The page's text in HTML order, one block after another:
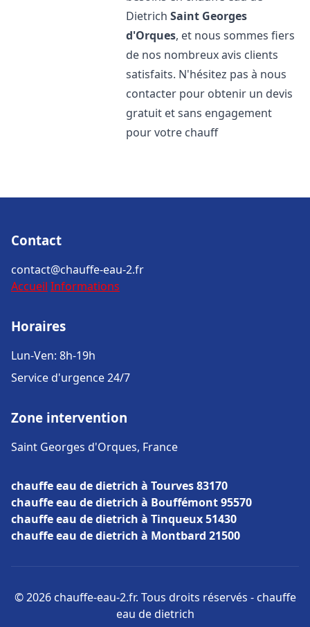
DietrichSaint Georges
d'Orques, et nous sommes fiers
de nos nombreux avis clients
satisfaits. N'hésitez pas à nous
contacter pour obtenir un devis
gratuit et sans engagement
pour votre chauff
Contact
contact@chauffe-eau-2.fr
Accueil Informations
Horaires
Lun-Ven: 8h-19h
Service d'urgence 24/7
Zone intervention
Saint Georges d'Orques, France
chauffe eau de dietrich à Tourves 83170
chauffe eau de dietrich à Bouffémont 95570
chauffe eau de dietrich à Tinqueux 51430
chauffe eau de dietrich à Montbard 21500
© 2026 chauffe-eau-2.fr. Tous droits réservés - chauffe
eau de dietrich